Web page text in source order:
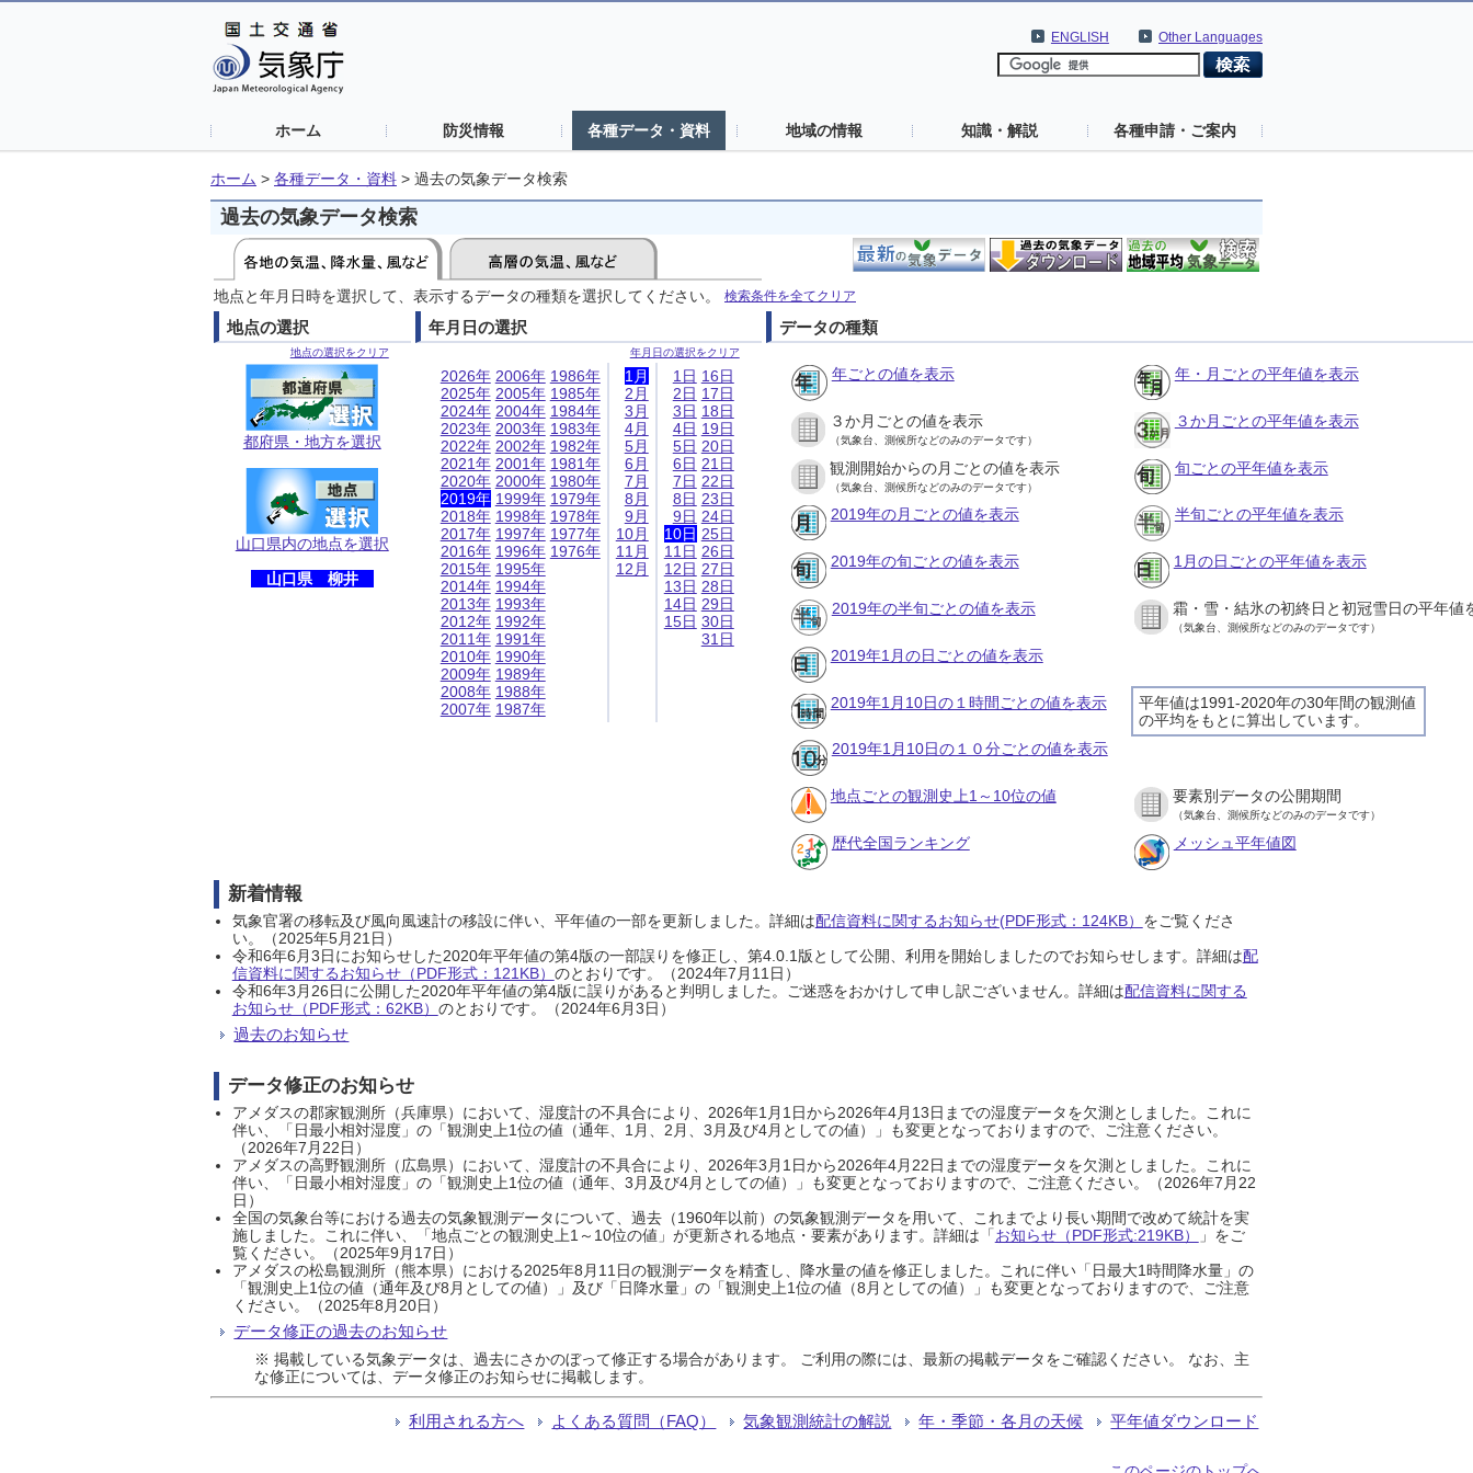
Other Languages
ENGLISH
ホーム 防災情報 各種データ・資料 地域の情報 知識・解説 各種申請・ご案内
ホーム > 各種データ・資料 > 過去の気象データ検索
過去の気象データ検索
地点と年月日時を選択して、表示するデータの種類を選択してください。 検索条件を全てクリア
地点の選択
地点の選択をクリア
都府県・地方を選択
山口県内の地点を選択
山口県 柳井
年月日の選択
年月日の選択をクリア
2026年
2025年
2024年
2023年
2022年
2021年
2020年
2019年
2018年
2017年
2016年
2015年
2014年
2013年
2012年
2011年
2010年
2009年
2008年
2007年
2006年
2005年
2004年
2003年
2002年
2001年
2000年
1999年
1998年
1997年
1996年
1995年
1994年
1993年
1992年
1991年
1990年
1989年
1988年
1987年
1986年
1985年
1984年
1983年
1982年
1981年
1980年
1979年
1978年
1977年
1976年
1月
2月
3月
4月
5月
6月
7月
8月
9月
10月
11月
12月
1日
2日
3日
4日
5日
6日
7日
8日
9日
10日
11日
12日
13日
14日
15日
16日
17日
18日
19日
20日
21日
22日
23日
24日
25日
26日
27日
28日
29日
30日
31日
データの種類
年ごとの値を表示 年・月ごとの平年値を表示
３か月ごとの値を表示
（気象台、測候所などのみのデータです）
３か月ごとの平年値を表示
観測開始からの月ごとの値を表示
（気象台、測候所などのみのデータです）
旬ごとの平年値を表示
2019年の月ごとの値を表示 半旬ごとの平年値を表示
2019年の旬ごとの値を表示 1月の日ごとの平年値を表示
2019年の半旬ごとの値を表示 霜・雪・結氷の初終日と初冠雪日の平年値
（気象台、測候所などのみのデータです）
2019年1月の日ごとの値を表示
平年値は1991-2020年の30年間の観測値
の平均をもとに算出しています。
2019年1月10日の１時間ごとの値を表示
2019年1月10日の１０分ごとの値を表示
地点ごとの観測史上1～10位の値 要素別データの公開期間
（気象台、測候所などのみのデータです）
歴代全国ランキング メッシュ平年値図
新着情報
気象官署の移転及び風向風速計の移設に伴い、平年値の一部を更新しました。詳細は配信資料に関するお知らせ(PDF形式：124KB） をご覧くださ
い。（2025年5月21日）
令和6年6月3日にお知らせした2020年平年値の第4版の一部誤りを修正し、第4.0.1版として公開、利用を開始しましたのでお知らせします。詳細は配
信資料に関するお知らせ（PDF形式：121KB） のとおりです。（2024年7月11日）
令和6年3月26日に公開した2020年平年値の第4版に誤りがあると判明しました。ご迷惑をおかけして申し訳ございません。詳細は配信資料に関する
お知らせ（PDF形式：62KB） のとおりです。（2024年6月3日）
過去のお知らせ
データ修正のお知らせ
アメダスの郡家観測所（兵庫県）において、湿度計の不具合により、2026年1月1日から2026年4月13日までの湿度データを欠測としました。これに
伴い、「日最小相対湿度」の「観測史上1位の値（通年、1月、2月、3月及び4月としての値）」も変更となっておりますので、ご注意ください。
（2026年7月22日）
アメダスの高野観測所（広島県）において、湿度計の不具合により、2026年3月1日から2026年4月22日までの湿度データを欠測としました。これに
伴い、「日最小相対湿度」の「観測史上1位の値（通年、3月及び4月としての値）」も変更となっておりますので、ご注意ください。（2026年7月22
日）
全国の気象台等における過去の気象観測データについて、過去（1960年以前）の気象観測データを用いて、これまでより長い期間で改めて統計を実
施しました。これに伴い、「地点ごとの観測史上1～10位の値」が更新される地点・要素があります。詳細は「お知らせ（PDF形式:219KB）
」をご
覧ください。（2025年9月17日）
アメダスの松島観測所（熊本県）における2025年8月11日の観測データを精査し、降水量の値を修正しました。これに伴い「日最大1時間降水量」の
「観測史上1位の値（通年及び8月としての値）」及び「日降水量」の「観測史上1位の値（8月としての値）」も変更となっておりますので、ご注意
ください。（2025年8月20日）
データ修正の過去のお知らせ
※ 掲載している気象データは、過去にさかのぼって修正する場合があります。 ご利用の際には、最新の掲載データをご確認ください。 なお、主
な修正については、データ修正のお知らせに掲載します。
利用される方へ よくある質問（FAQ） 気象観測統計の解説 年・季節・各月の天候 平年値ダウンロード